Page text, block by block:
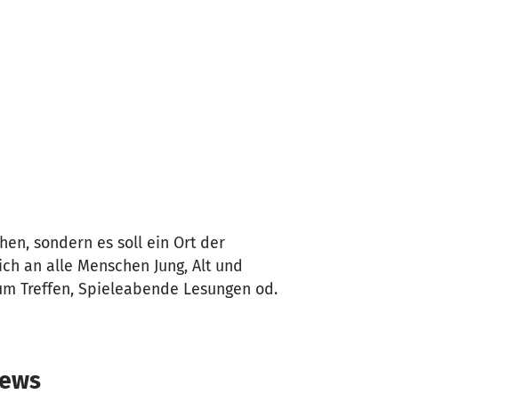
sondern es soll ein Ort der
an alle Menschen Jung, Alt und
Treffen, Spieleabende Lesungen od.